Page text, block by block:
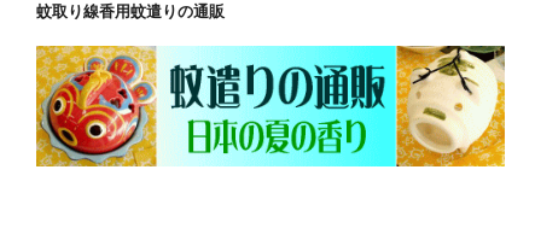
蚊取り線香用蚊遣りの通販